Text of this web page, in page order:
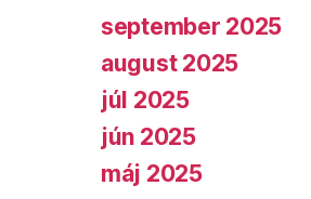
september 2025
august 2025
júl 2025
jún 2025
máj 2025